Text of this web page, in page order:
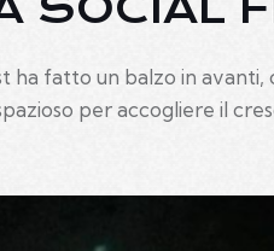
ha fatto un balzo in
per accogliere il